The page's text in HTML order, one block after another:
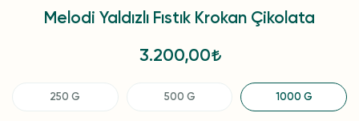
Melodi Yaldızlı Fıstık Krokan Çikolata
3.200,00
250 G 500 G 1000 G